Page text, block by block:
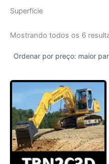
Superfície
Mostrando todos os 6